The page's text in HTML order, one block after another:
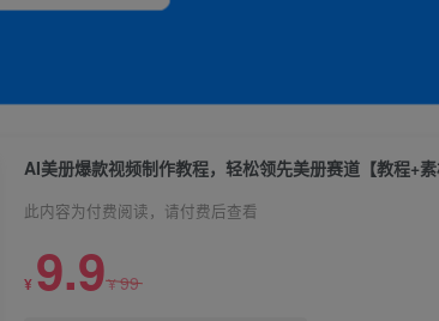
AI美册爆款视频制作教程，轻松领先美册赛道【教程+素
此内容为付费阅读，请付费后查看
¥ 9.9¥99